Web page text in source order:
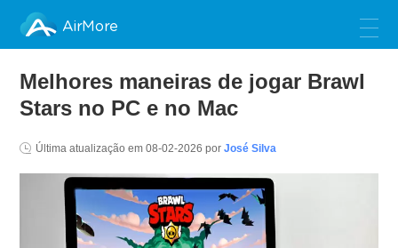
AirMore
Melhores maneiras de jogar Brawl
Stars no PC e no Mac
Última atualização em08-02-2026 porJosé Silva